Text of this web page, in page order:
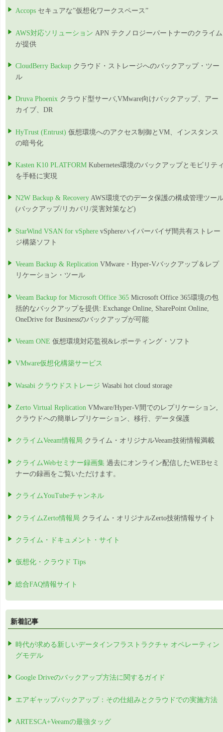
Accops セキュアな”仮想化ワークスペース”
AWS対応ソリューション APN テクノロジーパートナーのクライム
が提供
CloudBerry Backup クラウド・ストレージへのバックアップ・ツー
ル
Druva Phoenix クラウド型サーバ,VMware向けバックアップ、アー
カイブ、DR
HyTrust (Entrust) 仮想環境へのアクセス制御とVM、インスタンス
の暗号化
Kasten K10 PLATFORM Kubernetes環境のバックアップとモビリテ
を手軽に実現
N2W Backup & Recovery AWS環境でのデータ保護の構成管理ツー
(バックアップ/リカバリ/災害対策など)
StarWind VSAN for vSphere vSphereハイパーバイザ間共有ストレー
ジ構築ソフト
Veeam Backup & Replication VMware・Hyper-Vバックアップ＆レプ
リケーション・ツール
Veeam Backup for Microsoft Office 365 Microsoft Office 365環境の包
括的なバックアップを提供: Exchange Online, SharePoint Online,
OneDrive for Businessのバックアップが可能
Veeam ONE 仮想環境対応監視&レポーティング・ソフト
VMware仮想化構築サービス
Wasabi クラウドストレージ Wasabi hot cloud storage
Zerto Virtual Replication VMware/Hyper-V間でのレプリケーション,
クラウドへの簡単レプリケーション、移行、データ保護
クライムVeeam情報局 クライム・オリジナルVeeam技術情報満載
クライムWebセミナー録画集 過去にオンライン配信したWEBセミ
ナーの録画をご覧いただけます。
クライムYouTubeチャンネル
クライムZerto情報局 クライム・オリジナルZerto技術情報サイト
クライム・ドキュメント・サイト
仮想化・クラウド Tips
総合FAQ情報サイト
新着記事
時代が求める新しいデータインフラストラクチャ オペレーティン
グモデル
Google Driveのバックアップ方法に関するガイド
エアギャップバックアップ：その仕組みとクラウドでの実施方法
ARTESCA+Veeamの最強タッグ